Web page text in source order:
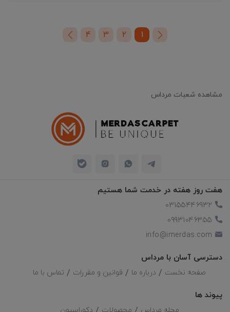
1
2
3
4
مشاهده شعبات مرداس
هفت روز هفته در خدمت شما هستیم
03155446932
09931046355
info@imerdas.com
دسترسی آسان با مرداس
صفحه نخست درباره ما قوانین و مقررات تماس با ما
پیوند ها